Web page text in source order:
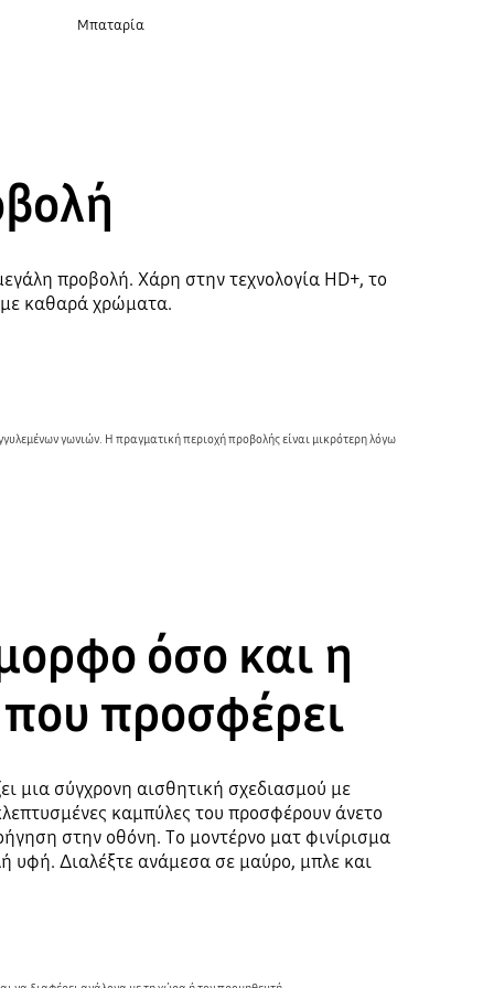
Μπαταρία
προβολή. Χάρη στην τεχνολογία HD+, το
με καθαρά χρώματα.
γωνιών. Η πραγματική περιοχή προβολής είναι μικρότερη λόγω
όσο και η
προσφέρει
μια σύγχρονη αισθητική σχεδιασμού με
καμπύλες του προσφέρουν άνετο
στην οθόνη. Το μοντέρνο ματ φινίρισμα
υφή. Διαλέξτε ανάμεσα σε μαύρο, μπλε και